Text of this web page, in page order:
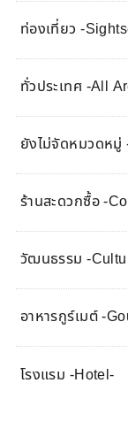
ท่องเที่ยว -
ทั่วประเทศ -All
ยังไม่จัดหมวดหมู่
ร้านสะดวกซื้อ -
วัฒนธรรม -
อาหารกูร์เมต์ -
โรงแรม -Hotel-